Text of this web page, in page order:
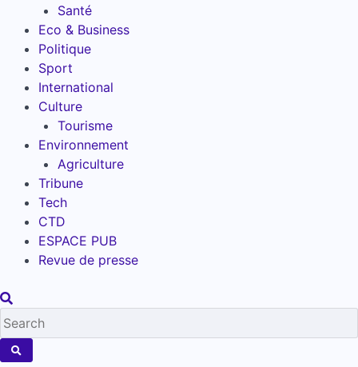
Santé
Eco & Business
Politique
Sport
International
Culture
Tourisme
Environnement
Agriculture
Tribune
Tech
CTD
ESPACE PUB
Revue de presse